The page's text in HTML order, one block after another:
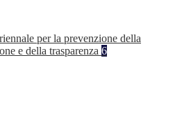
per la prevenzione della
e della trasparenza 6